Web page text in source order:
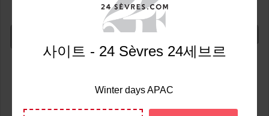
사이트 - 24 Sèvres 24세브르
Winter days APAC